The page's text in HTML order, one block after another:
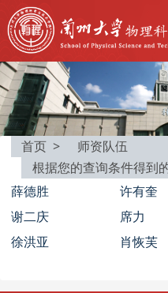
首页 >
师资队伍
根据您的查询条件得到
薛德胜
许有奎
谢二庆
席力
徐洪亚
肖恢芙